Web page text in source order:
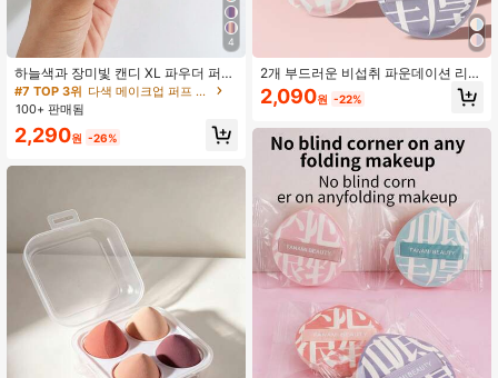
4
하늘색과 장미빛 캔디 XL 파우더 퍼프
(상자 포함), 2개 보관함+2개 파우더
퍼프, 단일 방진 상자, 슈퍼 소프트 페
이스 메이크업 파우더 퍼프, 메이크업,
저렴한, 방 장식, 화장대, 여행, 침실,
메이크업 액세서리, 퍼프, 메이크업 블
렌더, 파우더 퍼프, 메이크업 스펀지,
용 선물, 크리스마스 선물, 경품, 여행,
저렴한 물건, 여행 필수품
#7 TOP 3위
다색 메이크업 퍼프 & 스폰지
100+ 판매됨
2,290원 -26%
2개 부드러운 비섭취 파운데이션 리퀴
드 퍼프, 고밀도 스펀지 부드럽고 탄력
있는 메이크업, 건식 및 습식에 적합,
방 장식, 화장대, 여행, 침실, 메이크업
액세서리, 퍼프, 메이크업 블렌더, 파
우더 퍼프, 메이크업 스펀지, 저렴한,
스타킹 스터퍼, 메이크업, 메이크업 도
구, 저렴한 물건, 선물, 여성용 선물, 크
리스마스 선물, 경품, 여행, 저렴한 물
건, 여행 필수품
2,090원 -22%